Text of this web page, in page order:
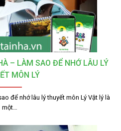
– LÀM SAO ĐỂ NHỚ LÂU LÝ
MÔN LÝ
để nhớ lâu lý thuyết môn Lý Vật lý là
một…